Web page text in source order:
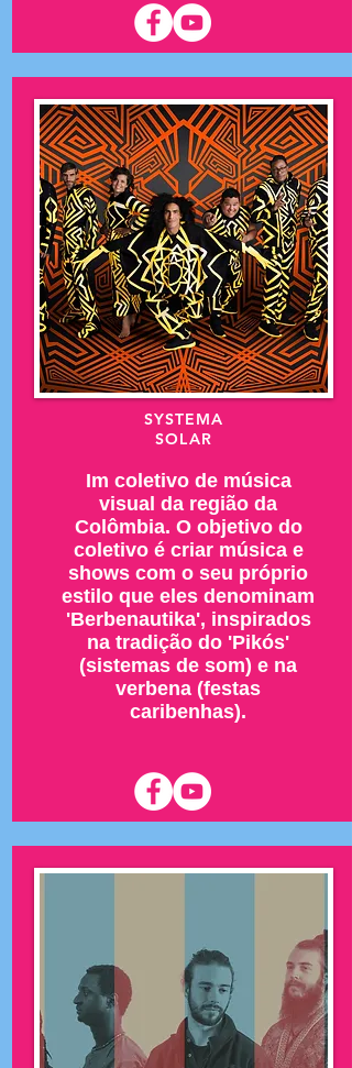
SYSTEMA
SOLAR
Im coletivo de música
visual da região da
Colômbia. O objetivo do
coletivo é criar música e
shows com o seu próprio
estilo que eles denominam
'Berbenautika', inspirados
na tradição do 'Pikós'
(sistemas de som) e na
verbena (festas
caribenhas).